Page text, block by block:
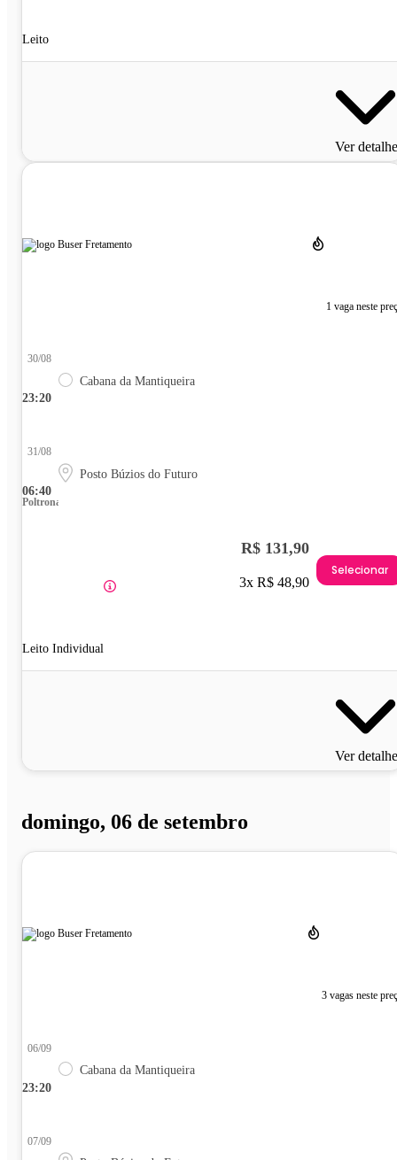
Leito
Ver
1 vaga neste
23:20
30/08
Cabana da Mantiqueira
06:40
31/08
Posto Búzios do Futuro
Poltrona
Leito Individual
R$ 131,90
3x R$ 48,90
Selecionar
Ver
domingo, 06 de setembro
3 vagas neste
23:20
06/09
Cabana da Mantiqueira
07/09